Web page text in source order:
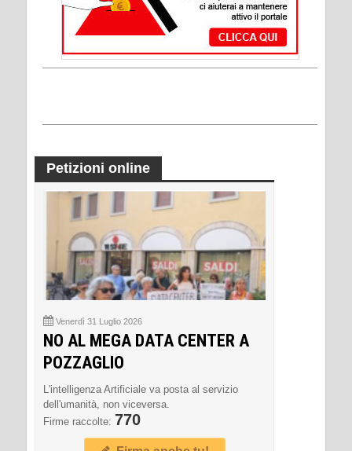
Petizioni online
Venerdì 31 Luglio 2026
NO AL MEGA DATA CENTER A
POZZAGLIO
L'intelligenza Artificiale va posta al servizio
dell'umanità, non viceversa.
Firme raccolte: 770